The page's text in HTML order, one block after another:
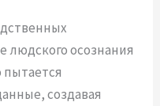
людского осознания
создавая